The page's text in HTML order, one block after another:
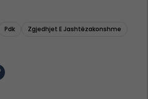
Pdk
Zgjedhjet E Jashtëzakonshme